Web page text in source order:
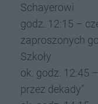
Schayerowi
godz. 12:15 –
zaproszonych
Szkoły
ok. godz. 12:45
przez dekady"